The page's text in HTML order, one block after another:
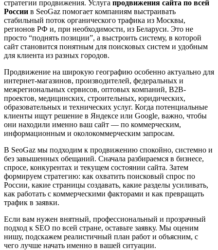
стратегии продвижения. Услуга продвижения сайта по всей
России в SeoGaz помогает компаниям выстраивать
стабильный поток органического трафика из Москвы,
регионов РФ и, при необходимости, из Беларуси. Это не
просто “поднять позиции”, а выстроить систему, в которой
сайт становится понятным для поисковых систем и удобным
для клиента из разных городов.
Продвижение на широкую географию особенно актуально для
интернет-магазинов, производителей, федеральных и
межрегиональных сервисов, оптовых компаний, B2B-
проектов, медицинских, строительных, юридических,
образовательных и технических услуг. Когда потенциальные
клиенты ищут решение в Яндексе или Google, важно, чтобы
они находили именно ваш сайт — по коммерческим,
информационным и околокоммерческим запросам.
В SeoGaz мы подходим к продвижению спокойно, системно и
без завышенных обещаний. Сначала разбираемся в бизнесе,
спросе, конкурентах и текущем состоянии сайта. Затем
формируем стратегию: как охватить поисковый спрос по
России, какие страницы создавать, какие разделы усиливать,
как работать с коммерческими факторами и как превращать
трафик в заявки.
Если вам нужен внятный, профессиональный и прозрачный
подход к SEO по всей стране, оставьте заявку. Мы оценим
нишу, подскажем реалистичный план работ и объясним, с
чего лучше начать именно в вашей ситуации.